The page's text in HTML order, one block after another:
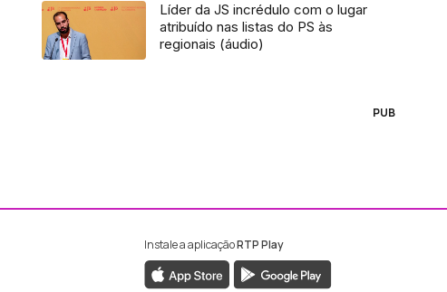
Líder da JS incrédulo com o lugar
atribuído nas listas do PS às
regionais (áudio)
PUB
da RTP Madeira
Instagram da RTP Madeira
Instale a aplicaçãoRTP Play